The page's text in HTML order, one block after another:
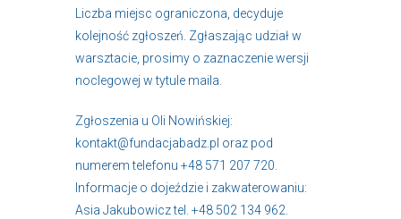
Liczba miejsc ograniczona, decyduje
kolejność zgłoszeń. Zgłaszając udział w
warsztacie, prosimy o zaznaczenie wersji
noclegowej w tytule maila.
Zgłoszenia u Oli Nowińskiej:
kontakt@fundacjabadz.pl oraz pod
numerem telefonu +48 571 207 720.
Informacje o dojeździe i zakwaterowaniu:
Asia Jakubowicz tel. +48 502 134 962.